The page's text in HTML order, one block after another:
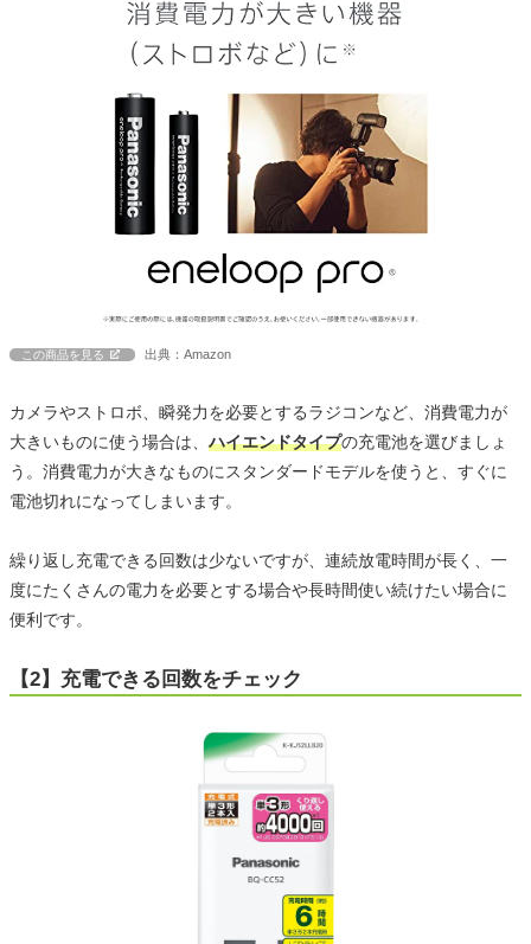
この商品を見る 出典：Amazon
カメラやストロボ、瞬発力を必要とするラジコンなど、消費電力が
大きいものに使う場合は、ハイエンドタイプの充電池を選びましょ
う。消費電力が大きなものにスタンダードモデルを使うと、すぐに
電池切れになってしまいます。
繰り返し充電できる回数は少ないですが、連続放電時間が長く、一
度にたくさんの電力を必要とする場合や長時間使い続けたい場合に
便利です。
【2】充電できる回数をチェック